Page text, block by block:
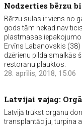
Nodzerties bērzu
Bērzu sulas ir viens no
gods tām nekad nav
plastmasas
Ervīns Labanovskis
dzērienu pilda smalkās
restorānu plauktos.
28. aprīlis, 2018, 15:06
Latvijai vajag:
Latvijā trūkst orgānu
transplantāciju, turpina